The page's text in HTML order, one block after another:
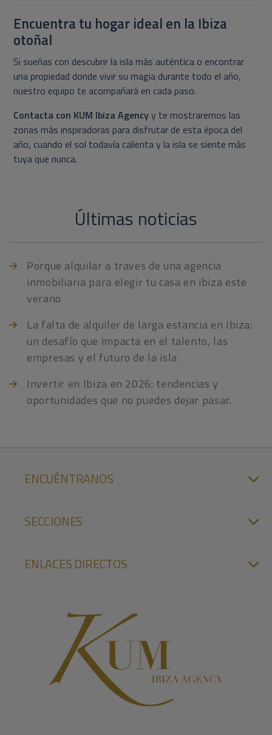
Encuentra tu hogar ideal en la Ibiza
otoñal
Si sueñas con descubrir la isla más auténtica o encontrar
una propiedad donde vivir su magia durante todo el año,
nuestro equipo te acompañará en cada paso.
Contacta con KUM Ibiza Agencyy te mostraremos las
zonas más inspiradoras para disfrutar de esta época del
año, cuando el sol todavía calienta y la isla se siente más
tuya que nunca.
Últimas noticias
Porque alquilar a traves de una agencia
inmobiliaria para elegir tu casa en ibiza este
verano
La falta de alquiler de larga estancia en Ibiza:
un desafío que impacta en el talento, las
empresas y el futuro de la isla
Invertir en Ibiza en 2026: tendencias y
oportunidades que no puedes dejar pasar.
ENCUÉNTRANOS
SECCIONES
ENLACES DIRECTOS